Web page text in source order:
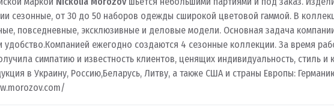
сезонные, от 30 до 50 наборов одежды сширокой цветовой гаммой. В
повседневные, эксклюзивные и деловые модели. Основная задача
удобство.Компанией ежегодно создаются 4 сезонные коллекции. За время
симпатию и известность клиентов, ценящих индивидуальность, стиль и
в Украину, Россию,Беларусь, Литву, а также США и страны Европы: